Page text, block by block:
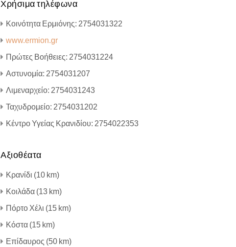
Χρήσιμα τηλέφωνα
Κοινότητα Ερμιόνης: 2754031322
www.ermion.gr
Πρώτες Βοήθειες: 2754031224
Αστυνομία: 2754031207
Λιμεναρχείο: 2754031243
Ταχυδρομείο: 2754031202
Κέντρο Υγείας Κρανιδίου: 2754022353
Αξιοθέατα
Κρανίδι (10 km)
Κοιλάδα (13 km)
Πόρτο Χέλι (15 km)
Κόστα (15 km)
Επίδαυρος (50 km)